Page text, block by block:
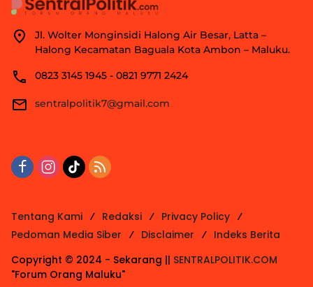
Jl. Wolter Monginsidi Halong Air Besar, Latta –
Halong Kecamatan Baguala Kota Ambon – Maluku.
0823 3145 1945 - 0821 9771 2424
sentralpolitik7@gmail.com
Tentang Kami Redaksi
Privacy Policy
Pedoman Media Siber
Disclaimer
Indeks Berita
Copyright © 2024 - Sekarang || SENTRALPOLITIK.COM
"Forum Orang Maluku"